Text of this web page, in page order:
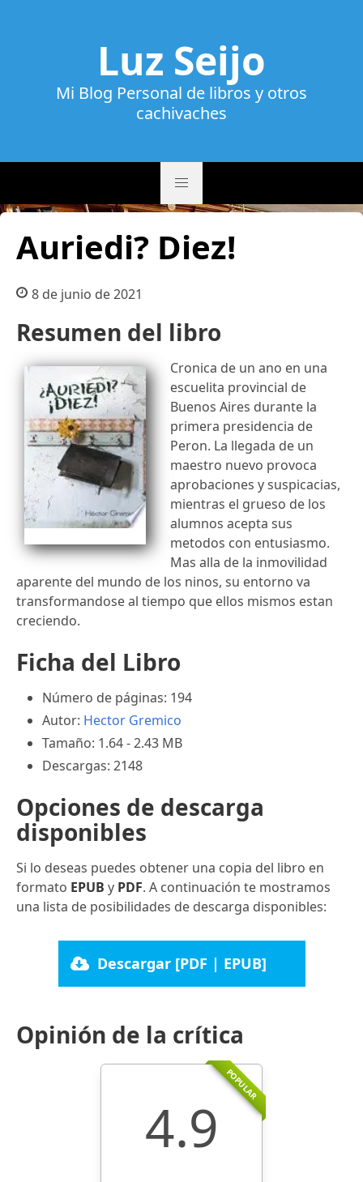
Luz Seijo
Mi Blog Personal de libros y otros
cachivaches
Auriedi? Diez!
8 de junio de 2021
Resumen del libro
Cronica de un ano en una
escuelita provincial de
Buenos Aires durante la
primera presidencia de
Peron. La llegada de un
maestro nuevo provoca
aprobaciones y suspicacias,
mientras el grueso de los
alumnos acepta sus
metodos con entusiasmo.
Mas alla de la inmovilidad
aparente del mundo de los ninos, su entorno va
transformandose al tiempo que ellos mismos estan
creciendo.
Ficha del Libro
Número de páginas: 194
Autor: Hector Gremico
Tamaño: 1.64 - 2.43 MB
Descargas: 2148
Opciones de descarga
disponibles
Si lo deseas puedes obtener una copia del libro en
formato EPUB y PDF. A continuación te mostramos
una lista de posibilidades de descarga disponibles:
Descargar [PDF | EPUB]
Opinión de la crítica
POPULAR
4.9